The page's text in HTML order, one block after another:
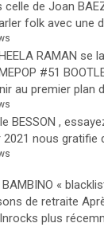
celle de Joan
folk avec une
RAMAN se
#51
au premier plan
BESSON ,
2021 nous gratifie
«
de retraite
plus